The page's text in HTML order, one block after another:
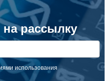
рассылку
использования